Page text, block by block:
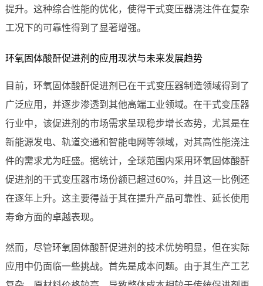
提升。这种综合性能的优化，使得干式变压器浇注件在复杂
工况下的可靠性得到了显著增强。
环氧固体酸酐促进剂的应用现状与未来发展趋势
目前，环氧固体酸酐促进剂已在干式变压器制造领域得到了
广泛应用，并逐步渗透到其他高端工业领域。在干式变压器
行业中，该促进剂的市场需求呈现稳步增长态势，尤其是在
新能源发电、轨道交通和智能电网等领域，对其高性能浇注
件的需求尤为旺盛。据统计，全球范围内采用环氧固体酸酐
促进剂的干式变压器市场份额已超过60%，并且这一比例还
在逐年上升。这主要得益于其在提升产品可靠性、延长使用
寿命方面的卓越表现。
然而，尽管环氧固体酸酐促进剂的技术优势明显，但在实际
应用中仍面临一些挑战。首先是成本问题。由于其生产工艺